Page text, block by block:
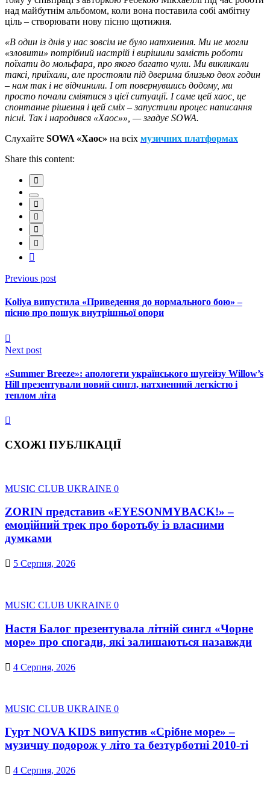
над майбутнім альбомом, коли вона поставила собі амбітну
ціль – створювати нову пісню щотижня.
«В один із днів у нас зовсім не було натхнення. Ми не могли
«зловити» потрібний настрій і вирішили замість роботи
поїхати до мольфара, про якого багато чули. Ми викликали
таксі, приїхали, але простояли під дверима близько двох годин
– нам так і не відчинили. І от повернувшись додому, ми
просто почали сміятися з цієї ситуації. І саме цей хаос, це
спонтанне рішення і цей сміх – запустили процес написання
пісні. Так і народився «Хаос»», — згадує SOWA.
Слухайте SOWA «Хаос» на всіх музичних платформах
Share this content:
Previous post
Koliya випустила «Приведення до нормального бою» –
пісню про пошук внутрішньої опори
Next post
«Summer Breeze»: апологети українського шугейзу Willow’s
Hill презентували новий сингл, натхненний легкістю і
теплом літа
СХОЖІ ПУБЛІКАЦІЇ
MUSIC CLUB UKRAINE 0
ZORIN представив «EYESONMYBACK!» –
емоційний трек про боротьбу із власними
думками
5 Серпня, 2026
MUSIC CLUB UKRAINE 0
Настя Балог презентувала літній сингл «Чорне
море» про спогади, які залишаються назавжди
4 Серпня, 2026
MUSIC CLUB UKRAINE 0
Гурт NOVA KIDS випустив «Срібне море» –
музичну подорож у літо та безтурботні 2010-ті
4 Серпня, 2026